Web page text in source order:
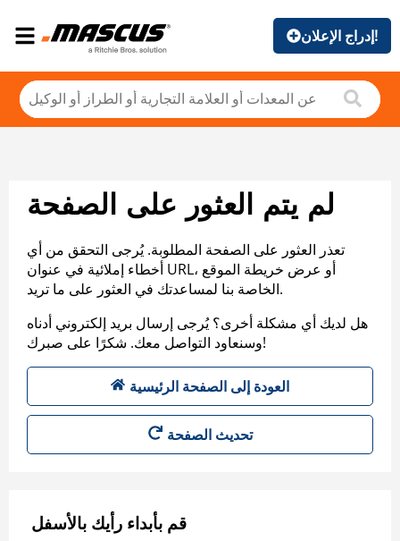
إدراج الإعلان!
لم يتم العثور على الصفحة
تعذر العثور على الصفحة المطلوبة. يُرجى التحقق من أي
أخطاء إملائية في عنوان URL، أو عرض خريطة الموقع
الخاصة بنا لمساعدتك في العثور على ما تريد.
هل لديك أي مشكلة أخرى؟ يُرجى إرسال بريد إلكتروني أدناه
وسنعاود التواصل معك. شكرًا على صبرك!
العودة إلى الصفحة الرئيسية
تحديث الصفحة
قم بأبداء رأيك بالأسفل